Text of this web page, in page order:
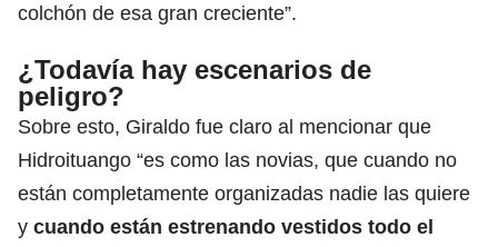
colchón de esa gran creciente”.
¿Todavía hay escenarios de
peligro?
Sobre esto, Giraldo fue claro al mencionar que
Hidroituango “es como las novias, que cuando no
están completamente organizadas nadie las quiere
y cuando están estrenando vestidos todo el